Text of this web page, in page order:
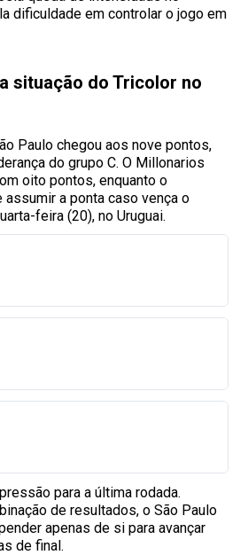
dificuldade em controlar o jogo em
situação do Tricolor no
Paulo chegou aos nove pontos,
do grupo C. O Millonarios
oito pontos, enquanto o
assumir a ponta caso vença o
feira (20), no Uruguai.
para a última rodada.
de resultados, o São Paulo
apenas de si para avançar
de final.